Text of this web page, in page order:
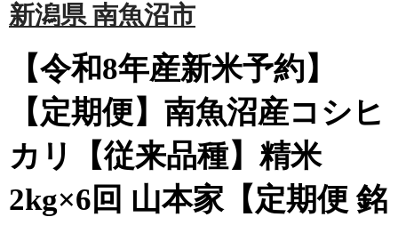
新潟県 南魚沼市
【令和8年産新米予約】
【定期便】南魚沼産コシヒ
カリ【従来品種】精米
2kg×6回 山本家【定期便 銘